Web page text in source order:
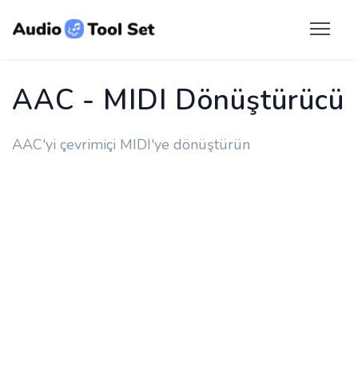
AAC - MIDI Dönüştürücü
AAC'yi çevrimiçi MIDI'ye dönüştürün